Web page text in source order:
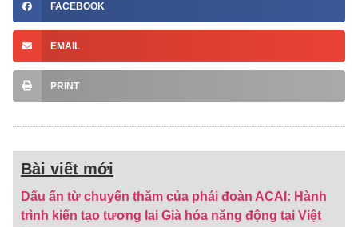
FACEBOOK
EMAIL
PRINT
Bài viết mới
Dấu ấn từ chuyến thăm của phái đoàn ACAI: Hành
trình kiến tạo tương lai Già hóa năng động tại Việt